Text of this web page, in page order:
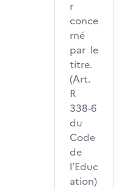
r
conce
rné
par le
titre.
(Art.
R
338-6
du
Code
de
l’Educ
ation)